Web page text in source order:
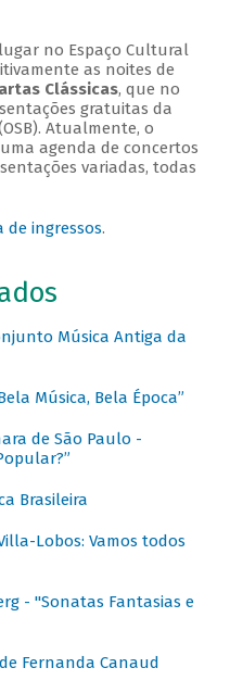
no Espaço Cultural
as noites de
Clássicas, que no
gratuitas da
Atualmente, o
agenda de concertos
variadas, todas
de ingressos.
Música Antiga da
Música, Bela Época”
de São Paulo -
Brasileira
Lobos: Vamos todos
- "Sonatas Fantasias e
Fernanda Canaud